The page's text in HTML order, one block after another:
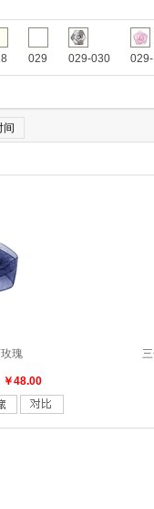
029 029-030
123-156 123-275
465
间
瑰
￥48.00